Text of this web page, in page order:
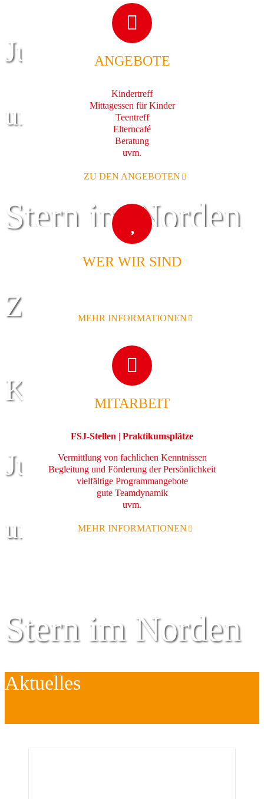
Jugend
und Familie
Stern im Norden
Zentrum für
Kinder
Jugend
und Familie
Stern im Norden
Zentrum für
ANGEBOTE
Kindertreff
Mittagessen für Kinder
Teentreff
Elterncafé
Beratung
uvm.
ZU DEN ANGEBOTEN
WER WIR SIND
MEHR INFORMATIONEN
MITARBEIT
FSJ-Stellen | Praktikumsplätze
Vermittlung von fachlichen Kenntnissen
Begleitung und Förderung der Persönlichkeit
vielfältige Programmangebote
gute Teamdynamik
uvm.
MEHR INFORMATIONEN
Aktuelles